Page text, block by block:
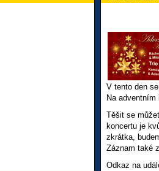
V tento den
Na
Těšit se
koncertu je
zkrátka,
Záznam také
Odkaz na